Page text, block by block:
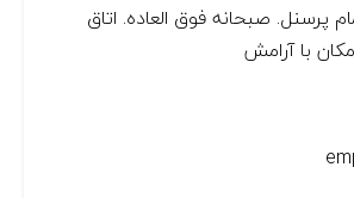
پرسنل. صبحانه فوق العاده. اتاق
با آرامش